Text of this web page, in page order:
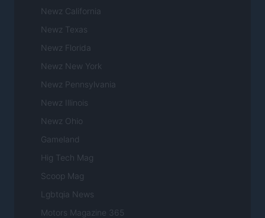
Newz California
Newz Texas
Newz Florida
Newz New York
Newz Pennsylvania
Newz Illinois
Newz Ohio
Gameland
Hig Tech Mag
Scoop Mag
Lgbtqia News
Motors Magazine 365